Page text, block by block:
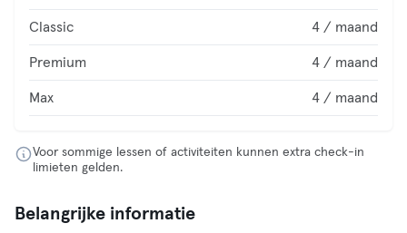
Classic 4 / maand
Premium 4 / maand
Max 4 / maand
Voor sommige lessen of activiteiten kunnen extra check-in
limieten gelden.
Belangrijke informatie